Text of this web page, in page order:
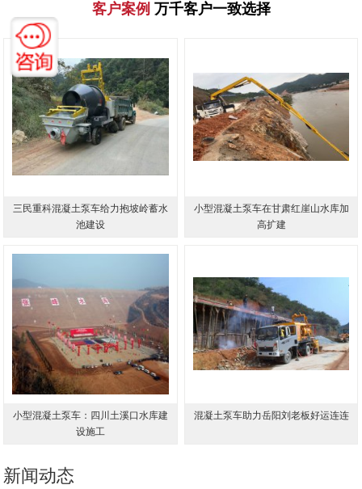
客户案例 万千客户一致选择
三民重科混凝土泵车给力抱坡岭蓄水
池建设
小型混凝土泵车在甘肃红崖山水库加
高扩建
小型混凝土泵车：四川土溪口水库建
设施工
混凝土泵车助力岳阳刘老板好运连连
新闻动态